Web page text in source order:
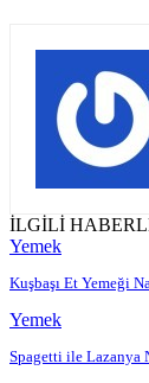
İLGİLİ
Yemek
Kuşbaşı Et Yemeği
Yemek
Spagetti ile Lazanya